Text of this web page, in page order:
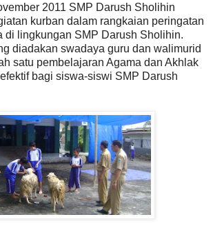
2011 SMP Darush Sholihin
kurban dalam rangkaian peringatan
di lingkungan SMP Darush Sholihin.
diadakan swadaya guru dan walimurid
satu pembelajaran Agama dan Akhlak
bagi siswa-siswi SMP Darush